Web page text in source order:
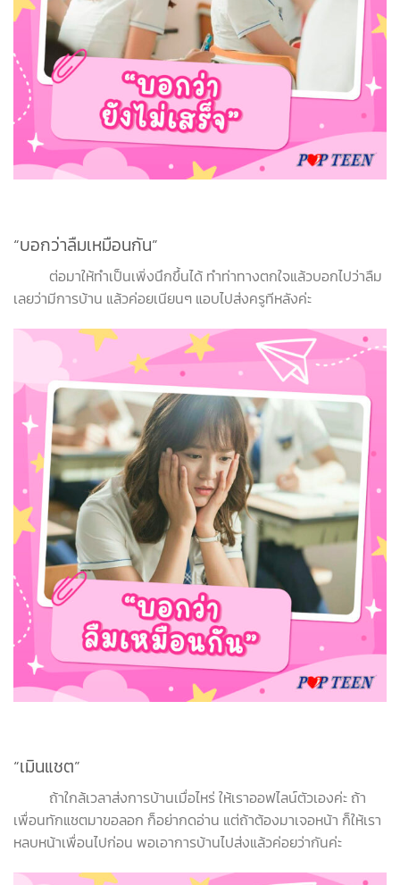
“บอกว่าลืมเหมือนกัน”
ต่อมาให้ทำเป็นเพิ่งนึกขึ้นได้ ทำท่าทางตกใจแล้วบอกไปว่าลืม
เลยว่ามีการบ้าน แล้วค่อยเนียนๆ แอบไปส่งครูทีหลังค่ะ
“เมินแชต”
ถ้าใกล้เวลาส่งการบ้านเมื่อไหร่ ให้เราออฟไลน์ตัวเองค่ะ ถ้า
เพื่อนทักแชตมาขอลอก ก็อย่ากดอ่าน แต่ถ้าต้องมาเจอหน้า ก็ให้เรา
หลบหน้าเพื่อนไปก่อน พอเอาการบ้านไปส่งแล้วค่อยว่ากันค่ะ